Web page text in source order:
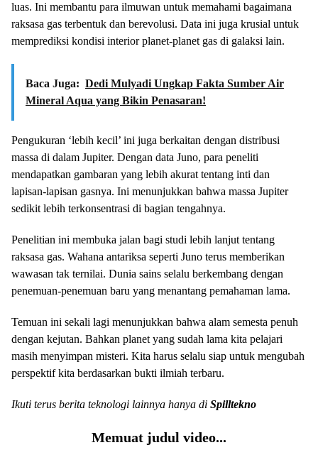
luas. Ini membantu para ilmuwan untuk memahami bagaimana
raksasa gas terbentuk dan berevolusi. Data ini juga krusial untuk
memprediksi kondisi interior planet-planet gas di galaksi lain.
Baca Juga: Dedi Mulyadi Ungkap Fakta Sumber Air
Mineral Aqua yang Bikin Penasaran!
Pengukuran ‘lebih kecil’ ini juga berkaitan dengan distribusi
massa di dalam Jupiter. Dengan data Juno, para peneliti
mendapatkan gambaran yang lebih akurat tentang inti dan
lapisan-lapisan gasnya. Ini menunjukkan bahwa massa Jupiter
sedikit lebih terkonsentrasi di bagian tengahnya.
Penelitian ini membuka jalan bagi studi lebih lanjut tentang
raksasa gas. Wahana antariksa seperti Juno terus memberikan
wawasan tak ternilai. Dunia sains selalu berkembang dengan
penemuan-penemuan baru yang menantang pemahaman lama.
Temuan ini sekali lagi menunjukkan bahwa alam semesta penuh
dengan kejutan. Bahkan planet yang sudah lama kita pelajari
masih menyimpan misteri. Kita harus selalu siap untuk mengubah
perspektif kita berdasarkan bukti ilmiah terbaru.
Ikuti terus berita teknologi lainnya hanya di Spilltekno
Memuat judul video...